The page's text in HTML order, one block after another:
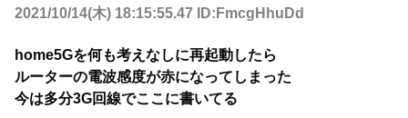
2021/10/14(木) 18:15:55.47 ID:FmcgHhuDd
home5Gを何も考えなしに再起動したら
ルーターの電波感度が赤になってしまった
今は多分3G回線でここに書いてる